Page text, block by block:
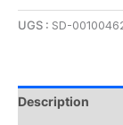
UGS : SD-
Description